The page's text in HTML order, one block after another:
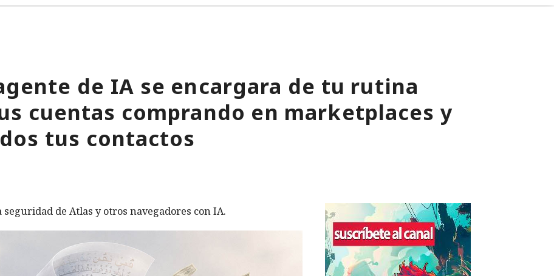
de IA se encargara de tu rutina
cuentas comprando en marketplaces y
tus contactos
de Atlas y otros navegadores con IA.